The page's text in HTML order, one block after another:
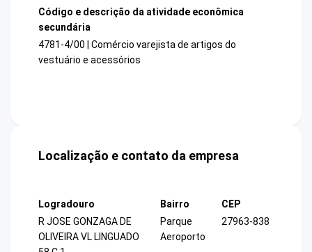
Código e descrição da atividade econômica
secundária
4781-4/00 | Comércio varejista de artigos do
vestuário e acessórios
Localização e contato da empresa
Logradouro
R JOSE GONZAGA DE
OLIVEIRA VL LINGUADO
Bairro
Parque
Aeroporto
CEP
27963-838